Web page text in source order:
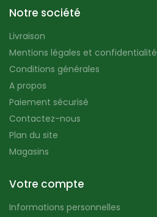
Notre société
Livraison
Mentions légales et confidentialité
Conditions générales
A propos
Paiement sécurisé
Contactez-nous
Plan du site
Magasins
Votre compte
Informations personnelles